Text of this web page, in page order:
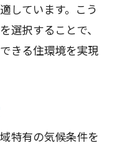
しています。こう
選択することで、
きる住環境を実現
特有の気候条件を